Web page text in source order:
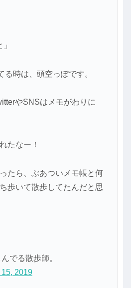
時は、頭空っぽです。
やSNSはメモがわりに
たなー！
たら、ぶあついメモ帳と何
歩いて散歩してたんだと思
でる散歩師。
2019